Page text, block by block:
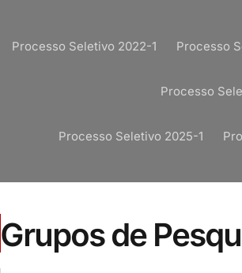
Processo Seletivo 2022-1 Processo
Processo
Processo Seletivo 2025-1
Grupos de